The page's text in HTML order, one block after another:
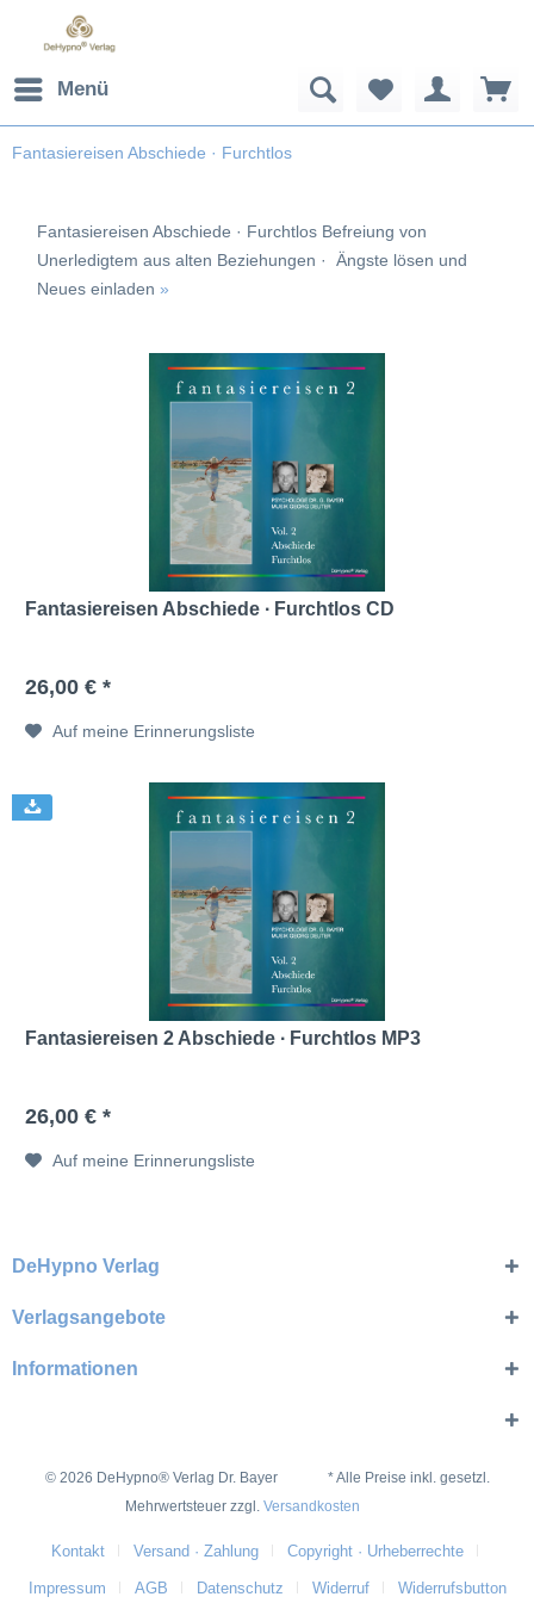
Menü
Fantasiereisen Abschiede · Furchtlos
Fantasiereisen Abschiede · Furchtlos Befreiung von
Unerledigtem aus alten Beziehungen · Ängste lösen und
Neues einladen »
Fantasiereisen Abschiede ∙ Furchtlos CD
26,00 € *
Auf meine Erinnerungsliste
Fantasiereisen 2 Abschiede ∙ Furchtlos MP3
26,00 € *
Auf meine Erinnerungsliste
DeHypno Verlag
Verlagsangebote
Informationen
© 2026 DeHypno® Verlag Dr. Bayer * Alle Preise inkl. gesetzl.
Mehrwertsteuer zzgl. Versandkosten
Kontakt Versand · Zahlung Copyright · Urheberrechte
Impressum AGB Datenschutz Widerruf Widerrufsbutton